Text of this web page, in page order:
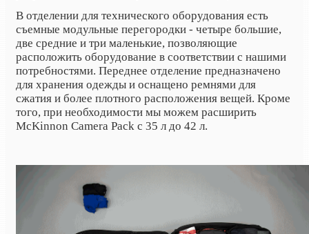
В отделении для технического оборудования есть
съемные модульные перегородки - четыре большие,
две средние и три маленькие, позволяющие
расположить оборудование в соответствии с нашими
потребностями. Переднее отделение предназначено
для хранения одежды и оснащено ремнями для
сжатия и более плотного расположения вещей. Кроме
того, при необходимости мы можем расширить
McKinnon Camera Pack с 35 л до 42 л.